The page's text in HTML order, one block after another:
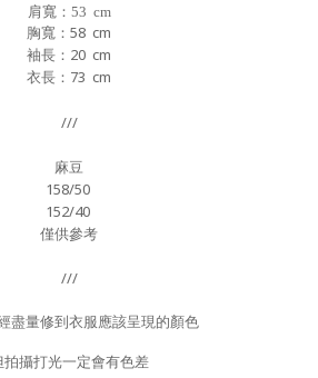
肩寬：53 cm
胸寬 ：58 cm
袖長：20 cm
衣長：73 cm
///
麻豆
158/50
152/40
僅供參考
///
盡量修到衣服應該呈現的顏色
拍攝打光一定會有色差